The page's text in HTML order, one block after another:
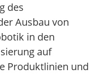
des
Ausbau von
in den
auf
Produktlinien und